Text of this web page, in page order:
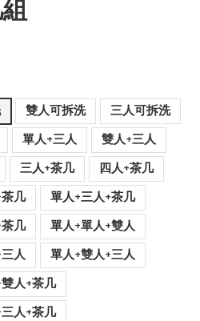
雙人可拆洗
三人可拆洗
單人+三人
雙人+三人
三人+茶几
四人+茶几
几
單人+三人+茶几
几
單人+單人+雙人
人
單人+雙人+三人
人+茶几
人+茶几